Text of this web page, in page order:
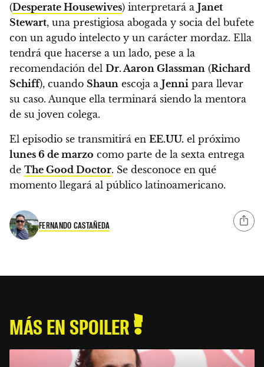
(Desperate Housewives) interpretará a Janet
Stewart, una prestigiosa abogada y socia del bufete
con un agudo intelecto y un carácter mordaz. Ella
tendrá que hacerse a un lado, pese a la
recomendación del Dr. Aaron Glassman (Richard
Schiff), cuando Shaun escoja a Jenni para llevar
su caso. Aunque ella terminará siendo la mentora
de su joven colega.
El episodio se transmitirá en EE.UU. el próximo
lunes 6 de marzo como parte de la sexta entrega
de The Good Doctor. Se desconoce en qué
momento llegará al público latinoamericano.
FERNANDO CASTAÑEDA
MÁS EN SPOILER